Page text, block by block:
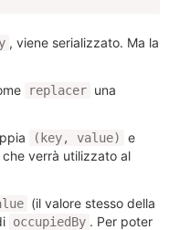
, viene serializzato. Ma la
replacer una
(key, value)
e
verrà utilizzato al
(il valore stesso della
occupiedBy . Per poter